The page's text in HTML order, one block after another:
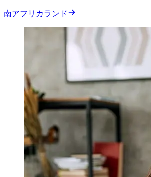
南アフリカランド